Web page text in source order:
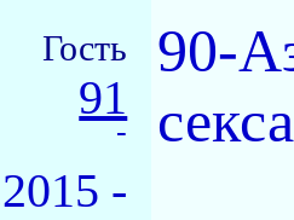
Гость
91
-
-
90-